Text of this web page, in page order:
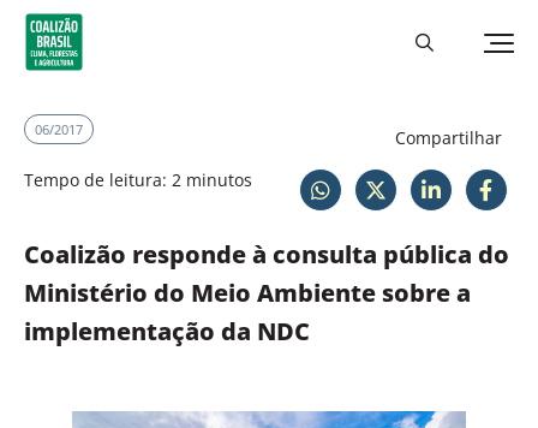
06/2017
Tempo de leitura: 2 minutos
Compartilhar
Coalizão responde à consulta pública do
Ministério do Meio Ambiente sobre a
implementação da NDC